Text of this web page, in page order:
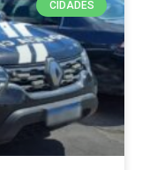
CIDADES